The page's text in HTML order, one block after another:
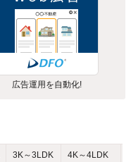
広告運用を自動化!
3K～3LDK 4K～4LDK